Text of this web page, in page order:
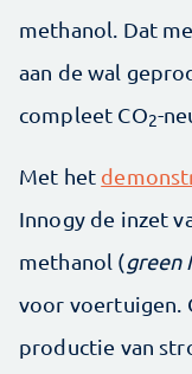
methanol. Dat
aan de wal
compleet CO2-
Met het
Innogy de inzet
methanol (green
voor voertuigen.
productie van